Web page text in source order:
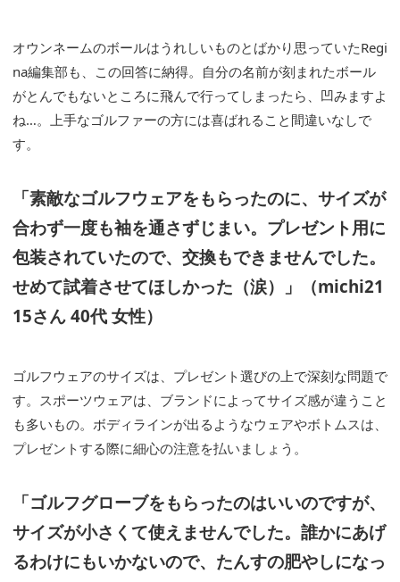
オウンネームのボールはうれしいものとばかり思っていたRegi
na編集部も、この回答に納得。自分の名前が刻まれたボール
がとんでもないところに飛んで行ってしまったら、凹みますよ
ね…。上手なゴルファーの方には喜ばれること間違いなしで
す。
「素敵なゴルフウェアをもらったのに、サイズが
合わず一度も袖を通さずじまい。プレゼント用に
包装されていたので、交換もできませんでした。
せめて試着させてほしかった（涙）」（michi21
15さん 40代 女性）
ゴルフウェアのサイズは、プレゼント選びの上で深刻な問題で
す。スポーツウェアは、ブランドによってサイズ感が違うこと
も多いもの。ボディラインが出るようなウェアやボトムスは、
プレゼントする際に細心の注意を払いましょう。
「ゴルフグローブをもらったのはいいのですが、
サイズが小さくて使えませんでした。誰かにあげ
るわけにもいかないので、たんすの肥やしになっ